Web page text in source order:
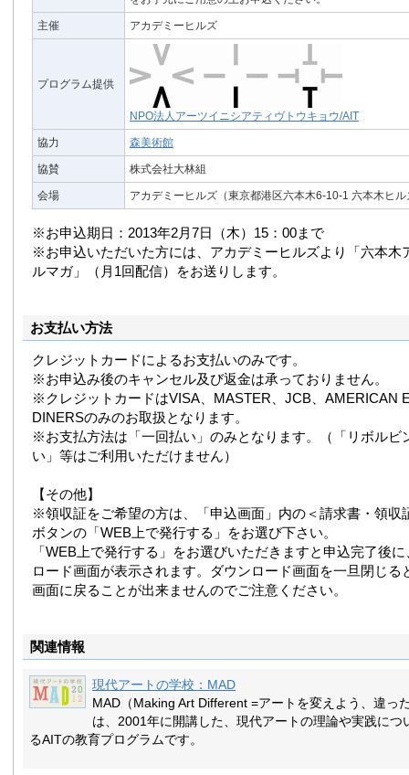
主催 アカデミーヒルズ
プログラム提供
NPO法人アーツイニシアティヴトウキョウ/AIT
協力 森美術館
協賛 株式会社大林組
会場 アカデミーヒルズ（東京都港区六本木6-10-1 六本木ヒ
※お申込期日：2013年2月7日（木）15：00まで
※お申込いただいた方には、アカデミーヒルズより「六本木
ルマガ」（月1回配信）をお送りします。
お支払い方法
クレジットカードによるお支払いのみです。
※お申込み後のキャンセル及び返金は承っておりません。
※クレジットカードはVISA、MASTER、JCB、AMERICAN
DINERSのみのお取扱となります。
※お支払方法は「一回払い」のみとなります。（「リボルビ
い」等はご利用いただけません）
【その他】
※領収証をご希望の方は、「申込画面」内の＜請求書・領収
ボタンの「WEB上で発行する」をお選び下さい。
「WEB上で発行する」をお選びいただきますと申込完了後
ロード画面が表示されます。ダウンロード画面を一旦閉じる
画面に戻ることが出来ませんのでご注意ください。
関連情報
現代アートの学校：MAD
MAD（Making Art Different =アートを変えよう、違っ
は、2001年に開講した、現代アートの理論や実践につ
るAITの教育プログラムです。